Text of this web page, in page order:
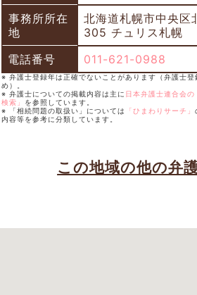
事務所所在
地
北海道札幌市中央
305 チュリス札幌
電話番号
011-621-0988
※ 弁護士登録年は正確でないことがあります（弁護士登
め）。
※ 弁護士についての掲載内容は主に 日本弁護士連合会
検索」 を参照しています。
※ 「相続問題の取扱い」については
「ひまわりサーチ」
内容等を参考に分類しています。
この地域の他の弁